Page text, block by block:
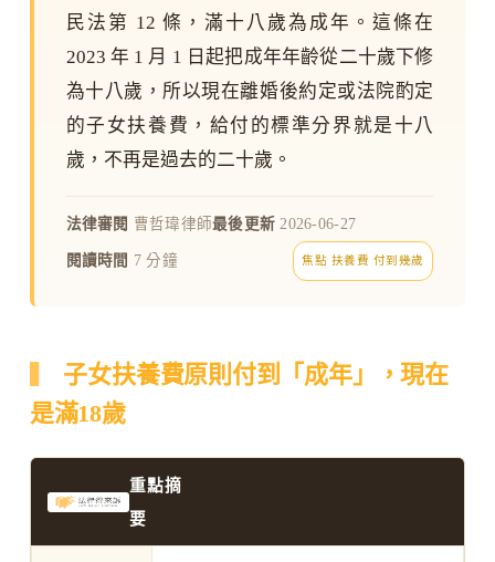
民法第 12 條，滿十八歲為成年。這條在
2023 年 1 月 1 日起把成年年齡從二十歲下修
為十八歲，所以現在離婚後約定或法院酌定
的子女扶養費，給付的標準分界就是十八
歲，不再是過去的二十歲。
法律審閱 曹哲瑋律師最後更新 2026-06-27
閱讀時間 7 分鐘 焦點 扶養費 付到幾歲
子女扶養費原則付到「成年」，現在
是滿18歲
重點摘
要